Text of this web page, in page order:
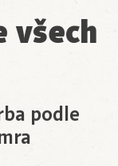
všech
podle